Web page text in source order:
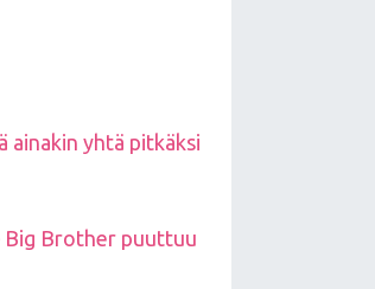
ainakin yhtä pitkäksi
Big Brother puuttuu